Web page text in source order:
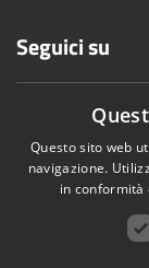
Seguici su
Questo sito web
navigazione.
in conformità